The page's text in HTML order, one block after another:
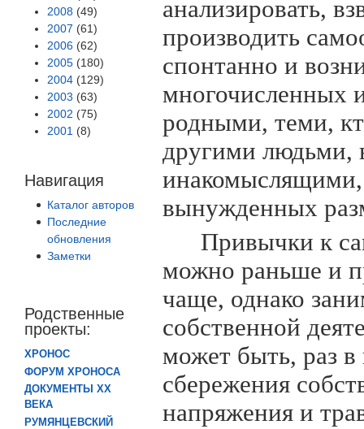
2008 (49)
2007 (61)
2006 (62)
2005 (180)
2004 (129)
2003 (63)
2002 (75)
2001 (8)
Навигация
Каталог авторов
Последние
обновления
Заметки
Родственные
проекты:
ХРОНОС
ФОРУМ ХРОНОСА
ДОКУМЕНТЫ XX
ВЕКА
РУМЯНЦЕВСКИЙ
анализировать,
производить
спонтанно и
многочисленных
родными, теми,
другими людьми,
инакомыслящими,
вынужденных
Привычки к
можно раньше и
чаще, однако
собственной
может быть, раз в
сбережения
напряжения и